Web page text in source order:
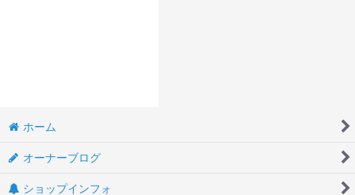
ホーム
オーナーブログ
ショップインフォ